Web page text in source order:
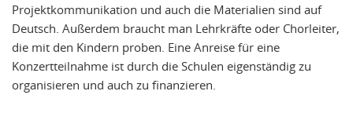
Projektkommunikation und auch die Materialien sind auf
Deutsch. Außerdem braucht man Lehrkräfte oder Chorleiter,
die mit den Kindern proben. Eine Anreise für eine
Konzertteilnahme ist durch die Schulen eigenständig zu
organisieren und auch zu finanzieren.